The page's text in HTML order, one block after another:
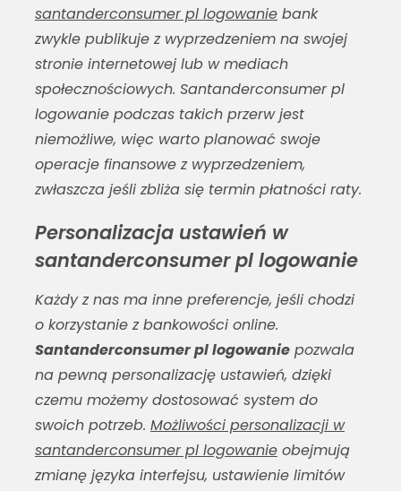
santanderconsumer pl logowaniebank
zwykle publikuje z wyprzedzeniem na swojej
stronie internetowej lub w mediach
społecznościowych. Santanderconsumer pl
logowaniepodczas takich przerw jest
niemożliwe, więc warto planować swoje
operacje finansowe z wyprzedzeniem,
zwłaszcza jeśli zbliża się termin płatności raty.
Personalizacja ustawień w
santanderconsumer pl logowanie
Każdy z nas ma inne preferencje, jeśli chodzi
o korzystanie z bankowości online.
Santanderconsumer pl logowaniepozwala
na pewną personalizację ustawień, dzięki
czemu możemy dostosować system do
swoich potrzeb. Możliwości personalizacji w
santanderconsumer pl logowanieobejmują
zmianę języka interfejsu, ustawienie limitów